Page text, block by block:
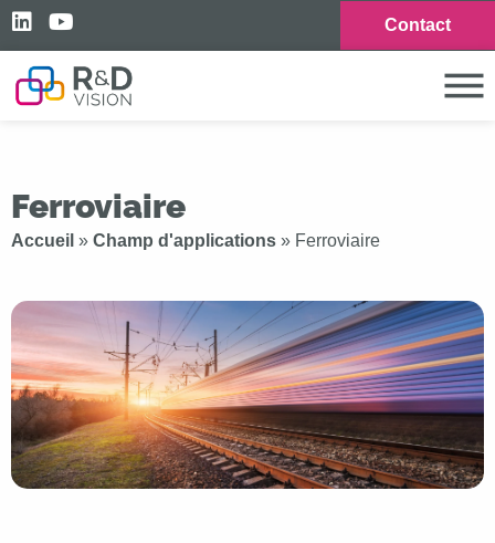
Contact
Ferroviaire
Accueil » Champ d'applications » Ferroviaire